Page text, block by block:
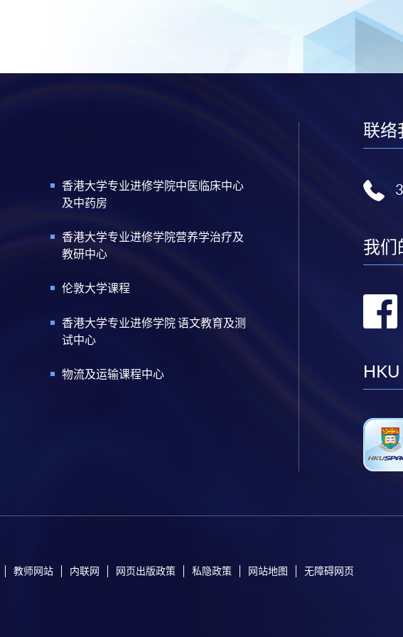
香港大学专业进修学院中医临床中心
及中药房
香港大学专业进修学院营养学治疗及
教研中心
伦敦大学课程
香港大学专业进修学院 语文教育及测
试中心
物流及运输课程中心
联络
我们
HKU
教师网站 内联网 网页出版政策 私隐政策 网站地图 无障碍网页